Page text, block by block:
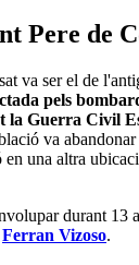
Pere de
va ser el de
pels
Guerra Civil
va
una altra
durant 13
Ferran Vizoso.